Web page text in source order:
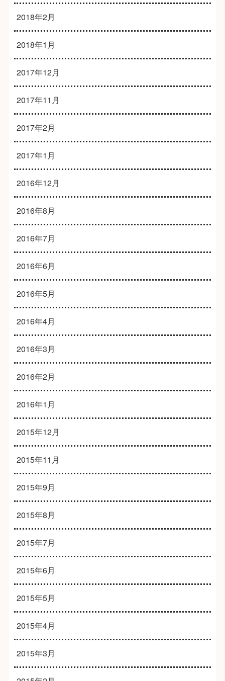
2018年2月
2018年1月
2017年12月
2017年11月
2017年2月
2017年1月
2016年12月
2016年8月
2016年7月
2016年6月
2016年5月
2016年4月
2016年3月
2016年2月
2016年1月
2015年12月
2015年11月
2015年9月
2015年8月
2015年7月
2015年6月
2015年5月
2015年4月
2015年3月